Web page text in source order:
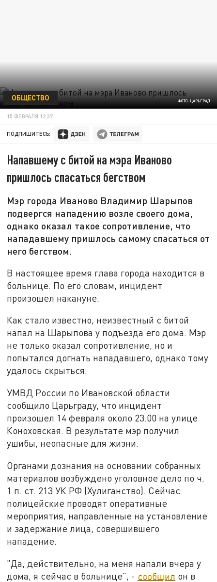
ФОТО: ЦАРЬГРАД
ОБЩЕСТВО
15 ФЕВРАЛЯ 12:37
ПОДПИШИТЕСЬ:
Напавшему с битой на мэра Иваново
пришлось спасаться бегством
Мэр города Иваново Владимир Шарыпов
подвергся нападению возле своего дома,
однако оказал такое сопротивление, что
нападавшему пришлось самому спасаться от
него бегством.
В настоящее время глава города находится в
больнице. По его словам, инцидент
произошел накануне.
Как стало известно, неизвестный с битой
напал на Шарыпова у подъезда его дома. Мэр
не только оказал сопротивление, но и
попытался догнать нападавшего, однако тому
удалось скрыться.
УМВД России по Ивановской области
сообщило Царьграду, что инцидент
произошел 14 февраля около 23.00 на улице
Коноховская. В результате мэр получил
ушибы, неопасные для жизни.
Органами дознания на основании собранных
материалов возбуждено уголовное дело по ч.
1 п. ст. 213 УК РФ (Хулиганство). Сейчас
полицейские проводят оперативные
мероприятия, направленные на установление
и задержание лица, совершившего
нападение.
"Да, действительно, на меня напали вчера у
дома, я сейчас в больнице", - сообщил он в